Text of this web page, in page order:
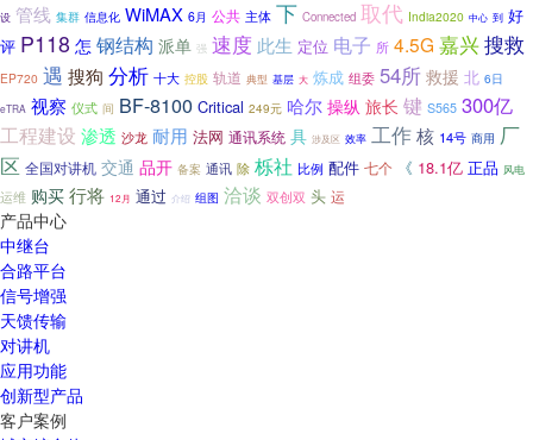
设 管线 集群 信息化 WiMAX 6月 公共 主体 下 Connected 取代 India2020 中心 到 好
评 P118 怎 钢结构 派单 强 速度 此生 定位 电子 所 4.5G 嘉兴搜救
EP720 遇 搜狗 分析 十大 控股 轨道 典型 基层 大 炼成 组委 54所 救援 北 6日
eTRA 视察 仪式 间 BF-8100 Critical 249元 哈尔操纵 旅长 键 S565 300亿
工程建设 渗透 沙龙 耐用 法网 通讯系统 具 涉及区 效率 工作核 14号 商用 厂
区 全国对讲机 交通 品开 备案 通讯 除 栎社 比例 配件 七个 《 18.1亿 正品 风电
运维 购买 行将 12月 通过 介绍 组图 洽谈 双创双 头 运
产品中心
中继台
合路平台
信号增强
天馈传输
对讲机
应用功能
创新型产品
客户案例